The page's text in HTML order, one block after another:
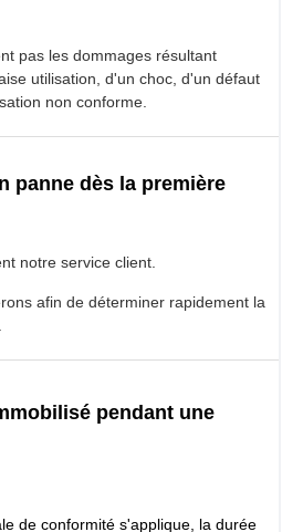
pas les dommages résultant
utilisation, d'un choc, d'un défaut
non conforme.
panne dès la première
notre service client.
afin de déterminer rapidement la
pendant une
de conformité s'applique, la durée